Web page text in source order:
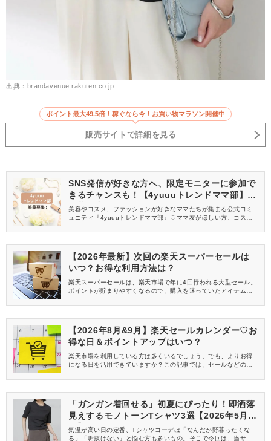
出典：brandavenue.rakuten.co.jp
ポイント最大49.5倍！稼ぐなら今！お買い物マラソン開催中
販売サイトで詳細を見る
SNS発信が好きな方へ、限定モニターに参加で
きるチャンスも！【4yuuuトレンドママ部】部
員募集中
美容やコスメ、ファッションが好きなママたちが集まる公式コミ
ュニティ『4yuuuトレンドママ部』♡ママ友がほしい方、コスメサ
信してくれる方を募集しています！
【2026年最新】次回の楽天スーパーセールは
いつ？お得な利用方法は？
楽天スーパーセールは、楽天市場で年に4回行われる大型セール。
ポイントが貯まりやすくなるので、購入を迷っていたアイテムや
スーパーセール開催がいつからいつなのか予想方法をご紹介！あ
をチェックしましょう。
【2026年8月&9月】楽天セールカレンダー♡お
得な日＆ポイントアップはいつ？
楽天市場を利用している方は多くいるでしょう。でも、よりお得
になる日を活用できていますか？この記事では、セールなどのお
カレンダーでご紹介！イベントの内容もおさらいします。楽天初
「ガンガン着回せる」初夏にぴったり！即洒落
見えするモノトーンTシャツ3選【2026年5月
版】
気温が高い日の定番、Tシャツコーデは「なんだか野暮ったくな
る」「垢抜けない」と悩む方も多いもの。そこで今回は、当サイ